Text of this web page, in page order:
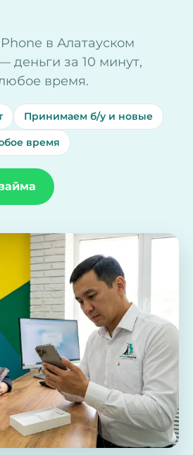
в Алатауском
деньги за 10 минут,
время.
Принимаем б/у и новые
время